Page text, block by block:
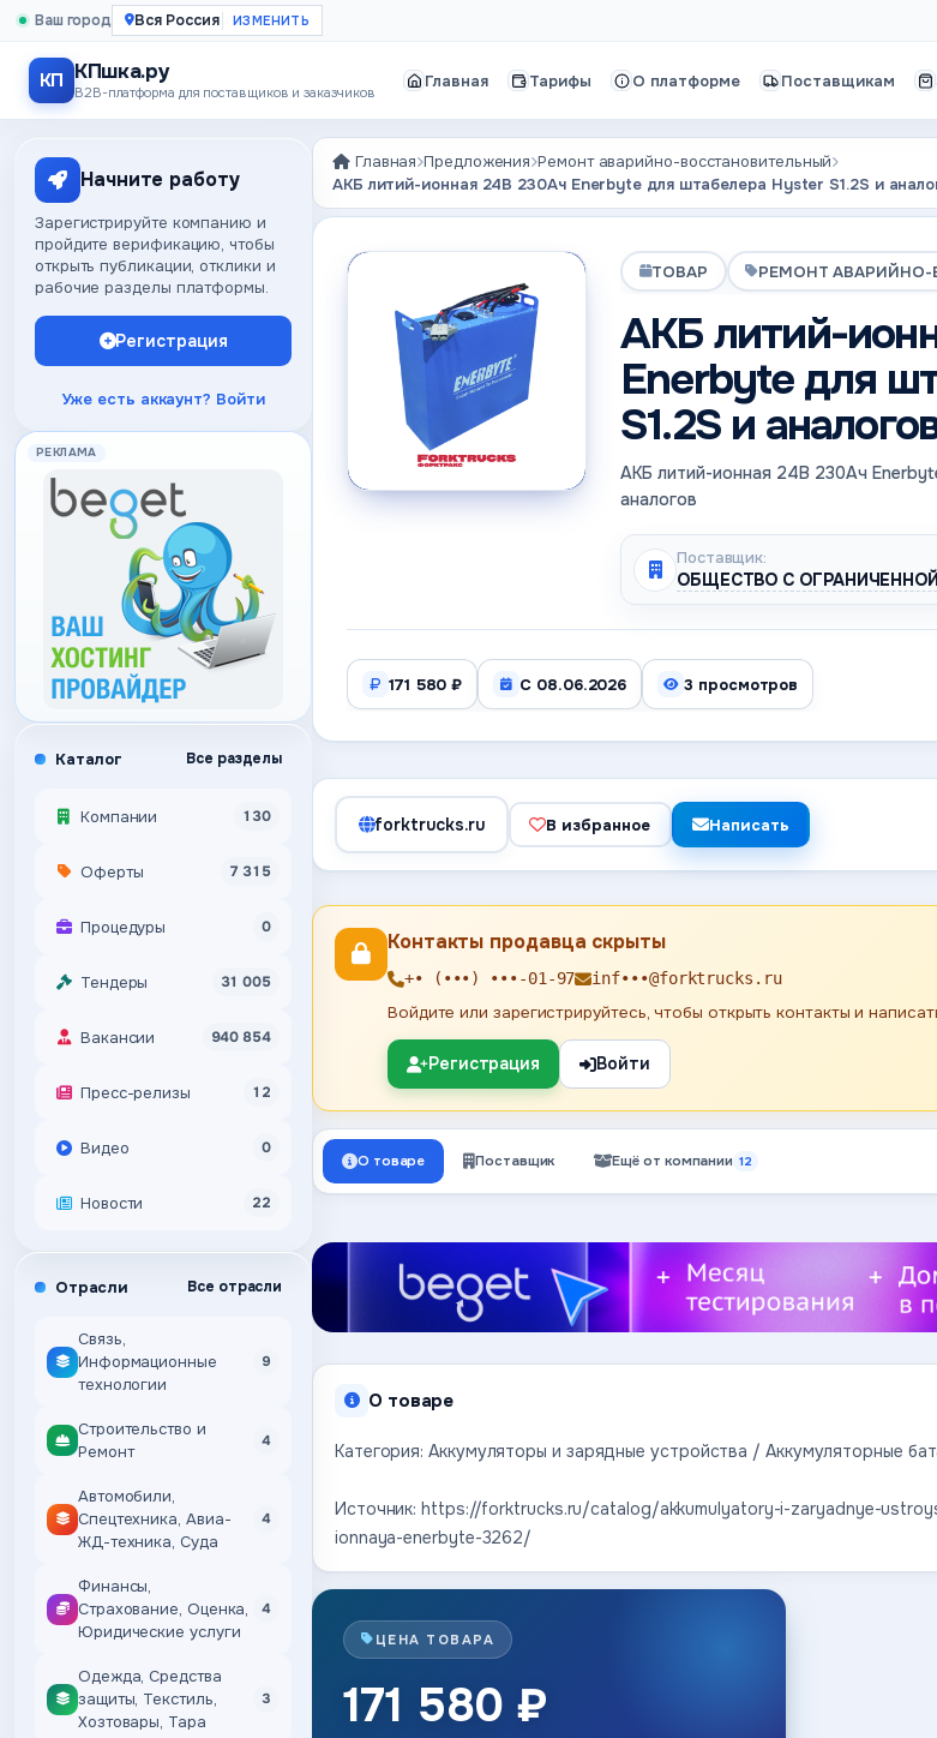
Ваш город Вся Россия
КП КПшка.ру
B2B-платформа для поставщиков и заказчиков
Главная Тарифы О платформе Поставщикам
Начните работу
Зарегистрируйте компанию и
пройдите верификацию, чтобы
открыть публикации, отклики и
рабочие разделы платформы.
Регистрация
Уже есть аккаунт? Войти
РЕКЛАМА
Каталог Все разделы
Компании 130
Оферты 7 315
Процедуры 0
Тендеры 31 005
Вакансии 940 854
Пресс-релизы 12
Видео 0
Новости 22
Отрасли Все отрасли
Связь,
Информационные
технологии
9
Строительство и
Ремонт
4
Автомобили,
Спецтехника, Авиа-
ЖД-техника, Суда
4
Финансы,
Страхование, Оценка,
Юридические услуги
4
Одежда, Средства
защиты, Текстиль,
Хозтовары, Тара
3
Главная Предложения Ремонт аварийно-восстановительный
АКБ литий-ионная 24В 230Ач Enerbyte для штабелера Hyster S1.2S и
ТОВАР РЕМОНТ
АКБ литий-
Enerbyte для
S1.2S и
АКБ литий-ионная 24В 230Ач
аналогов
Поставщик:
ОБЩЕСТВО С
171 580 ₽ С 08.06.2026 3 просмотров
forktrucks.ru В избранное Написать
Контакты продавца скрыты
+• (•••) •••-01-97 inf•••@forktrucks.ru
Войдите или зарегистрируйтесь, чтобы открыть контакты и
Регистрация Войти
О товаре Поставщик Ещё от компании 12
О товаре
Категория: Аккумуляторы и зарядные устройства / Аккумуляторные
Источник: https://forktrucks.ru/catalog/akkumulyatory-i-zaryadnye-
ionnaya-enerbyte-3262/
ЦЕНА ТОВАРА
171 580 ₽